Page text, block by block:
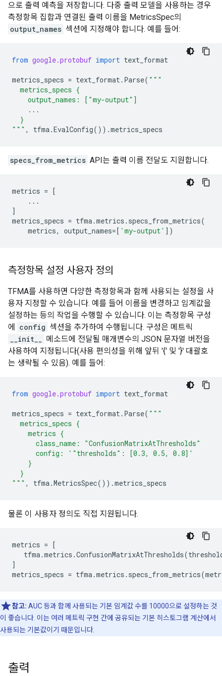
으로 출력 예측을 저장합니다. 다중 출력 모델을 사용하는 경우
측정항목 집합과 연결된 출력 이름을 MetricsSpec의
output_names 섹션에 지정해야 합니다. 예를 들어:
from google.protobuf import text_format
metrics_specs = text_format. Parse( """
  metrics_specs {
    output_names: ["my-output"]
    ...
  }
""" , tfma.EvalConfig()) .metrics_specs
specs_from_metrics API는 출력 이름 전달도 지원합니다.
metrics = [
...
]
metrics_specs = tfma.metrics . specs_from_metrics(
metrics, output_names=[ 'my-output' ])
측정항목 설정 사용자 정의
TFMA를 사용하면 다양한 측정항목과 함께 사용되는 설정을 사
용자 지정할 수 있습니다. 예를 들어 이름을 변경하고 임계값을
설정하는 등의 작업을 수행할 수 있습니다. 이는 측정항목 구성
에
config 섹션을 추가하여 수행됩니다. 구성은 메트릭
__init__
메소드에 전달될 매개변수의 JSON 문자열 버전을
사용하여 지정됩니다(사용 편의성을 위해 앞뒤 '{' 및 '}' 대괄호
는 생략될 수 있음). 예를 들어:
from google.protobuf import text_format
metrics_specs = text_format. Parse( """
  metrics_specs {
    metrics {
      class_name: "ConfusionMatrixAtThresholds"
      config: '"thresholds": [0.3, 0.5, 0.8]'
    }
  }
""" , tfma.MetricsSpec()) .metrics_specs
물론 이 사용자 정의도 직접 지원됩니다.
metrics = [
tfma.metrics .ConfusionMatrixAtThresholds(
]
metrics_specs = tfma.metrics . specs_from_metrics(
참고: AUC 등과 함께 사용되는 기본 임계값 수를 10000으로 설정하는 것
이 좋습니다. 이는 여러 메트릭 구현 간에 공유되는 기본 히스토그램 계산에서
사용되는 기본값이기 때문입니다.
출력